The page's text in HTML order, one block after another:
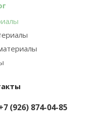
(926) 874-04-85